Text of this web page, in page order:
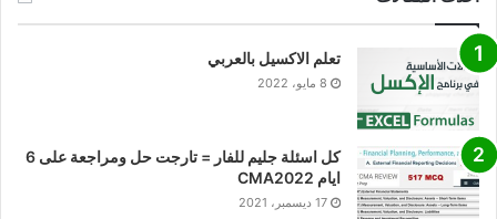
تعلم الاكسيل بالعربي
8 مايو، 2022
كل اسئلة جليم للفار = تارجت حل ومراجعة على 6
ايام CMA2022
17 ديسمبر، 2021